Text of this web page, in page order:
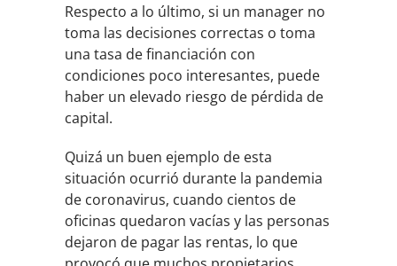
Respecto a lo último, si un manager no
toma las decisiones correctas o toma
una tasa de financiación con
condiciones poco interesantes, puede
haber un elevado riesgo de pérdida de
capital.
Quizá un buen ejemplo de esta
situación ocurrió durante la pandemia
de coronavirus, cuando cientos de
oficinas quedaron vacías y las personas
dejaron de pagar las rentas, lo que